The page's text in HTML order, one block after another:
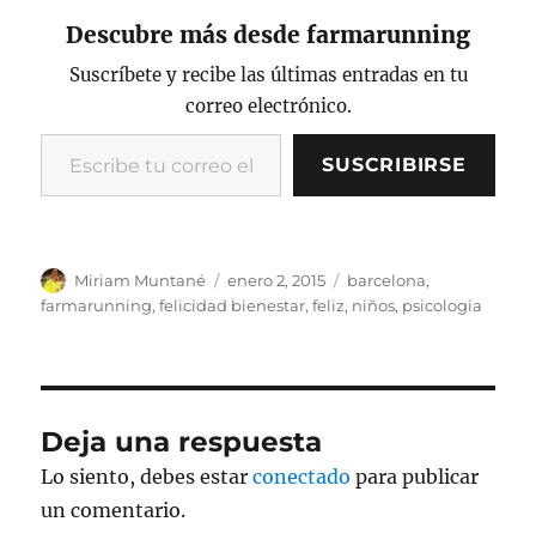
e
b
o
k
te
r
y
Li
n
k
l
t
p
a
rt
ir
Descubre más desde farmarunning
Suscríbete y recibe las últimas entradas en tu
correo electrónico.
Escribe tu correo electrónico…
SUSCRIBIRSE
Autor
Miriam Muntané
Publicado
el
enero 2, 2015 Categorías
barcelona,
farmarunning,felicidad bienestar,feliz, niños, psicologia
Deja una respuesta
Lo siento, debes estarconectado para publicar
un comentario.